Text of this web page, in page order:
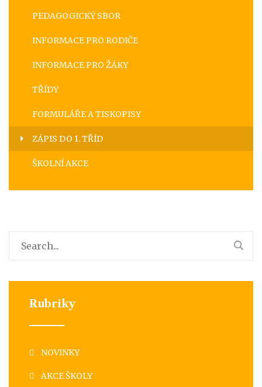
PEDAGOGICKÝ SBOR
INFORMACE PRO RODIČE
INFORMACE PRO ŽÁKY
TŘÍDY
FORMULÁŘE A TISKOPISY
ZÁPIS DO 1. TŘÍD
ŠKOLNÍ AKCE
Rubriky
NOVINKY
AKCE ŠKOLY